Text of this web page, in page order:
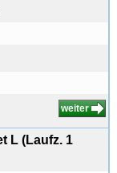
weiter
L (Laufz. 1